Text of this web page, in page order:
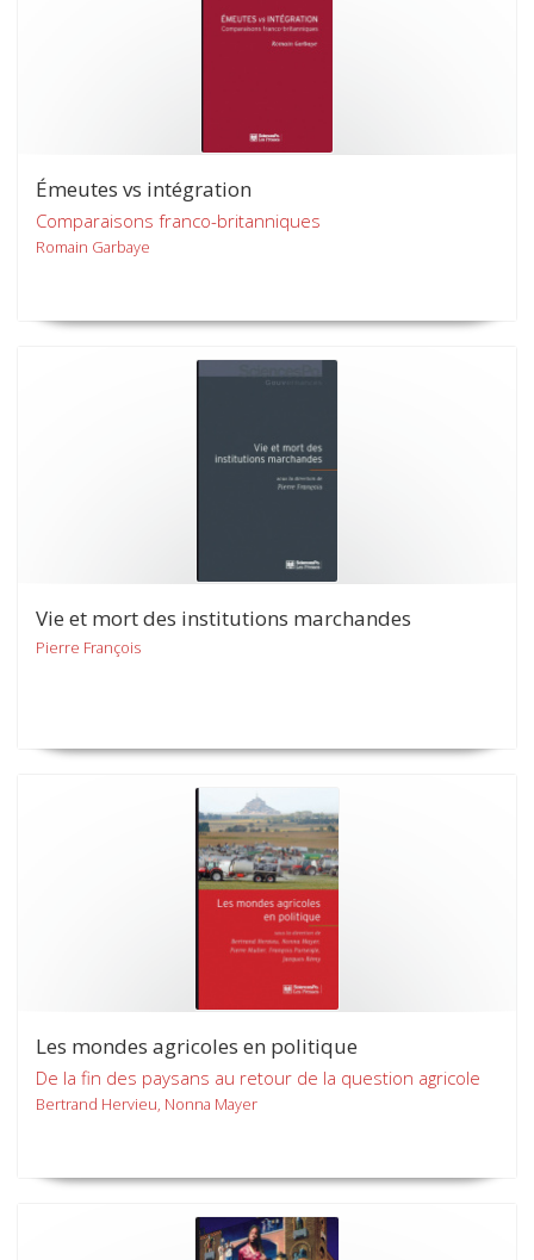
Émeutes vs intégration
Comparaisons franco-britanniques
Romain Garbaye
Vie et mort des institutions marchandes
Pierre François
Les mondes agricoles en politique
De la fin des paysans au retour de la question agricole
Bertrand Hervieu, Nonna Mayer